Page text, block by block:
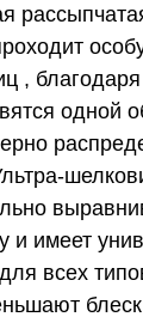
,
одной
и имеет
всех